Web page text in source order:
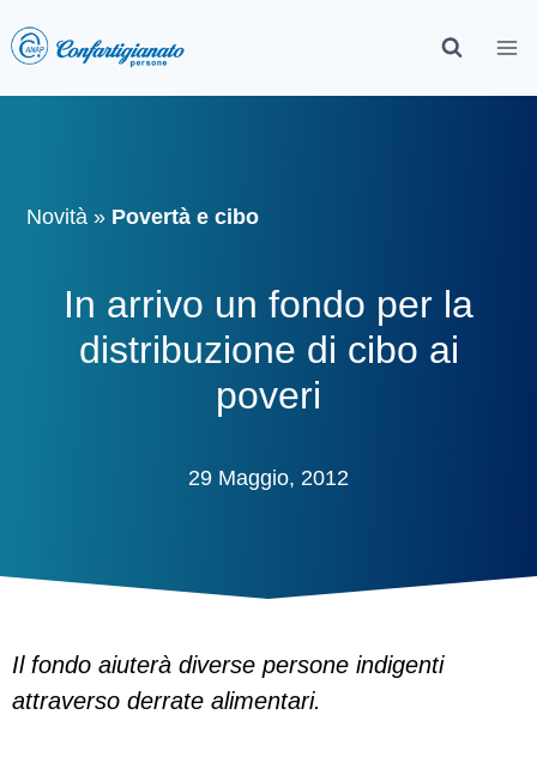
Novità » Povertà e cibo
In arrivo un fondo per la
distribuzione di cibo ai
poveri
29 Maggio, 2012
Il fondo aiuterà diverse persone indigenti
attraverso derrate alimentari.